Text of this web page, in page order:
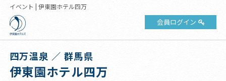
イベント | 伊東園ホテル四万
会員ログイン
四万温泉 ／ 群馬県
伊東園ホテル四万